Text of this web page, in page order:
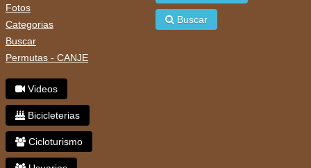
Fotos
Categorias
Buscar
Permutas - CANJE
Videos
Bicicleterias
Cicloturismo
Buscar